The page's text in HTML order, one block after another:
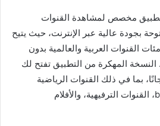
مخصص لمشاهدة القنوات
بجودة عالية عبر الإنترنت، حيث يتيح
القنوات العربية والعالمية بدون
المهكرة من التطبيق تفتح لك
بما في ذلك القنوات الرياضية
المشفرة مثل beIN Sports، القنوات الترفيهية، والأفلام